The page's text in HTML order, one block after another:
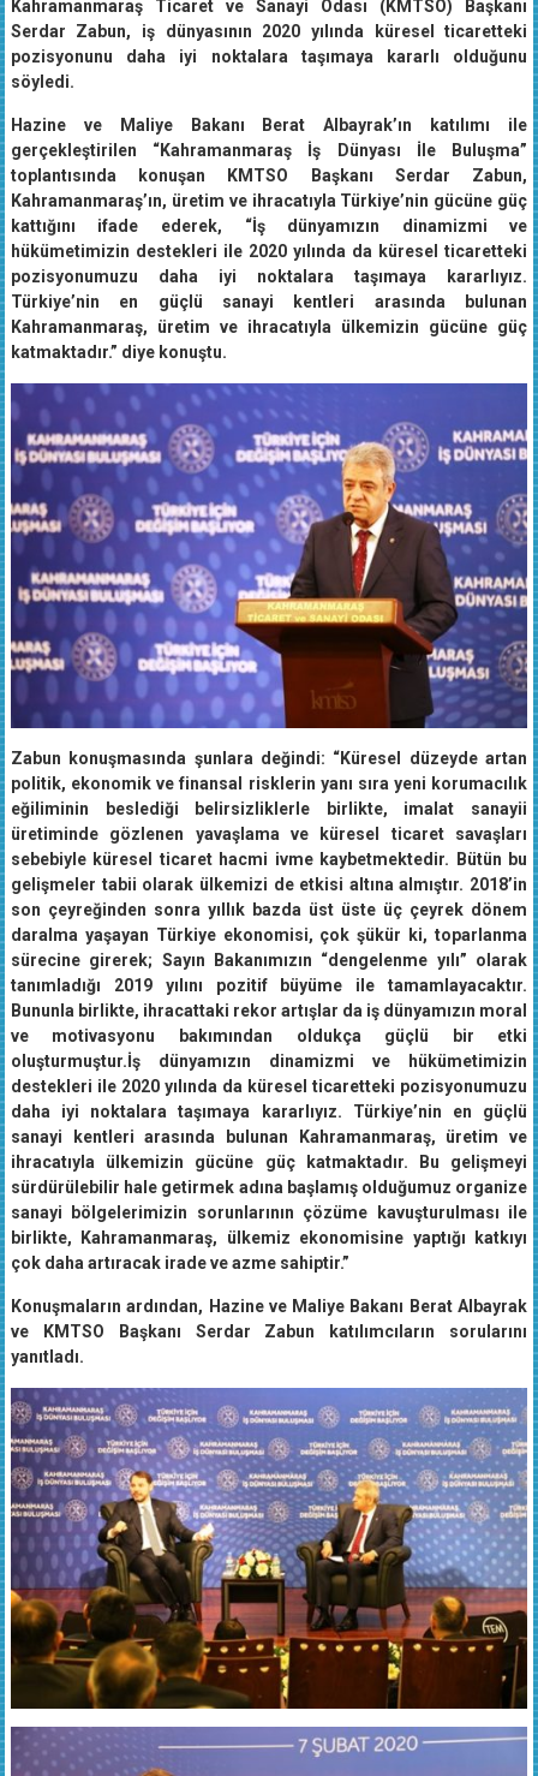
Kahramanmaraş Ticaret ve Sanayi Odası (KMTSO) Başkanı
Serdar Zabun, iş dünyasının 2020 yılında küresel ticaretteki
pozisyonunu daha iyi noktalara taşımaya kararlı olduğunu
söyledi.
Hazine ve Maliye Bakanı Berat Albayrak’ın katılımı ile
gerçekleştirilen “Kahramanmaraş İş Dünyası İle Buluşma”
toplantısında konuşan KMTSO Başkanı Serdar Zabun,
Kahramanmaraş’ın, üretim ve ihracatıyla Türkiye’nin gücüne güç
kattığını ifade ederek, “İş dünyamızın dinamizmi ve
hükümetimizin destekleri ile 2020 yılında da küresel ticaretteki
pozisyonumuzu daha iyi noktalara taşımaya kararlıyız.
Türkiye’nin en güçlü sanayi kentleri arasında bulunan
Kahramanmaraş, üretim ve ihracatıyla ülkemizin gücüne güç
katmaktadır.” diye konuştu.
Zabun konuşmasında şunlara değindi: “Küresel düzeyde artan
politik, ekonomik ve finansal risklerin yanı sıra yeni korumacılık
eğiliminin beslediği belirsizliklerle birlikte, imalat sanayii
üretiminde gözlenen yavaşlama ve küresel ticaret savaşları
sebebiyle küresel ticaret hacmi ivme kaybetmektedir. Bütün bu
gelişmeler tabii olarak ülkemizi de etkisi altına almıştır. 2018’in
son çeyreğinden sonra yıllık bazda üst üste üç çeyrek dönem
daralma yaşayan Türkiye ekonomisi, çok şükür ki, toparlanma
sürecine girerek; Sayın Bakanımızın “dengelenme yılı” olarak
tanımladığı 2019 yılını pozitif büyüme ile tamamlayacaktır.
Bununla birlikte, ihracattaki rekor artışlar da iş dünyamızın moral
ve motivasyonu bakımından oldukça güçlü bir etki
oluşturmuştur.İş dünyamızın dinamizmi ve hükümetimizin
destekleri ile 2020 yılında da küresel ticaretteki pozisyonumuzu
daha iyi noktalara taşımaya kararlıyız. Türkiye’nin en güçlü
sanayi kentleri arasında bulunan Kahramanmaraş, üretim ve
ihracatıyla ülkemizin gücüne güç katmaktadır. Bu gelişmeyi
sürdürülebilir hale getirmek adına başlamış olduğumuz organize
sanayi bölgelerimizin sorunlarının çözüme kavuşturulması ile
birlikte, Kahramanmaraş, ülkemiz ekonomisine yaptığı katkıyı
çok daha artıracak irade ve azme sahiptir.”
Konuşmaların ardından, Hazine ve Maliye Bakanı Berat Albayrak
ve KMTSO Başkanı Serdar Zabun katılımcıların sorularını
yanıtladı.